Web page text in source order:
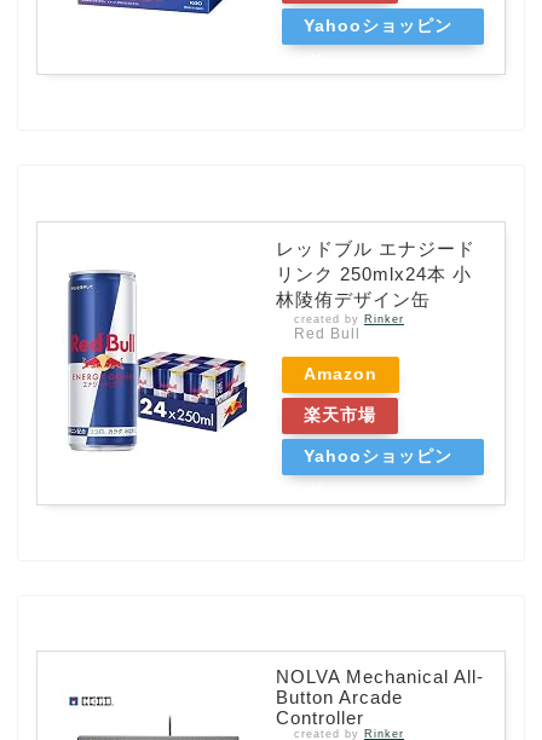
Yahooショッピン
レッドブル エナジード
リンク 250mlx24本 小
林陵侑デザイン缶
created by Rinker
Red Bull
Amazon
楽天市場
Yahooショッピン
NOLVA Mechanical All-
Button Arcade
Controller
created by Rinker